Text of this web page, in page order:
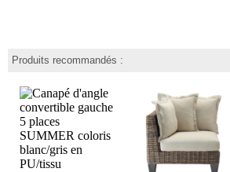
Produits recommandés :